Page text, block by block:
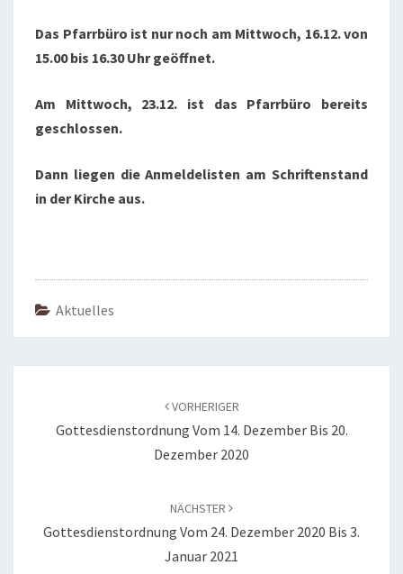
Das Pfarrbüro ist nur noch am Mittwoch, 16.12. von
15.00 bis 16.30 Uhr geöffnet.
Am Mittwoch, 23.12. ist das Pfarrbüro bereits
geschlossen.
Dann liegen die Anmeldelisten am Schriftenstand
in der Kirche aus.
Aktuelles
VORHERIGER
Gottesdienstordnung Vom 14. Dezember Bis 20.
Dezember 2020
NÄCHSTER
Gottesdienstordnung Vom 24. Dezember 2020 Bis 3.
Januar 2021